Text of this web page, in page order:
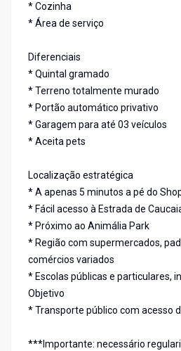
* Cozinha
* Área de serviço
Diferenciais
* Quintal gramado
* Terreno totalmente murado
* Portão automático privativo
* Garagem para até 03 veículos
* Aceita pets
Localização estratégica
* A apenas 5 minutos a pé do
* Fácil acesso à Estrada de
* Próximo ao Animália Park
* Região com supermercados,
comércios variados
* Escolas públicas e particulares,
Objetivo
* Transporte público com acesso
***Importante: necessário